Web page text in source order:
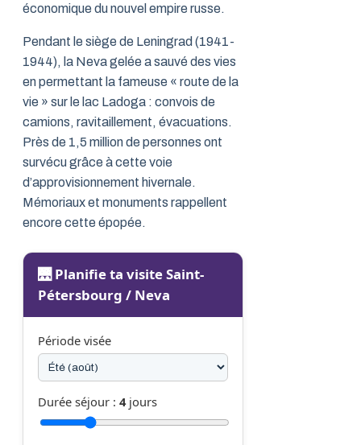
économique du nouvel empire russe.
Pendant le siège de Leningrad (1941-
1944), la Neva gelée a sauvé des vies
en permettant la fameuse « route de la
vie » sur le lac Ladoga : convois de
camions, ravitaillement, évacuations.
Près de 1,5 million de personnes ont
survécu grâce à cette voie
d’approvisionnement hivernale.
Mémoriaux et monuments rappellent
encore cette épopée.
🌉 Planifie ta visite Saint-
Pétersbourg / Neva
Période visée
Durée séjour : 4jours